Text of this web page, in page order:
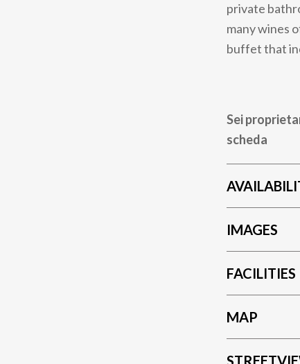
private
many wines
buffet that
Sei
scheda
IMAGES
FACILITIES
MAP